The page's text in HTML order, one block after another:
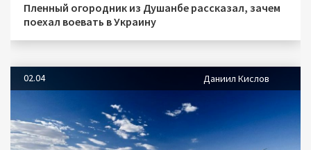
Пленный огородник из Душанбе рассказал, зачем
поехал воевать в Украину
02.04 Даниил Кислов